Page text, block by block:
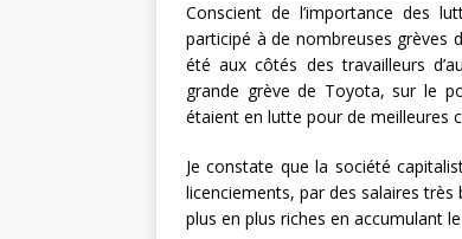
Conscient de l’importance des
participé à de nombreuses grèves
été aux côtés des travailleurs
grande grève de Toyota, sur le
étaient en lutte pour de meilleures
Je constate que la société
licenciements, par des salaires
plus en plus riches en accumulant